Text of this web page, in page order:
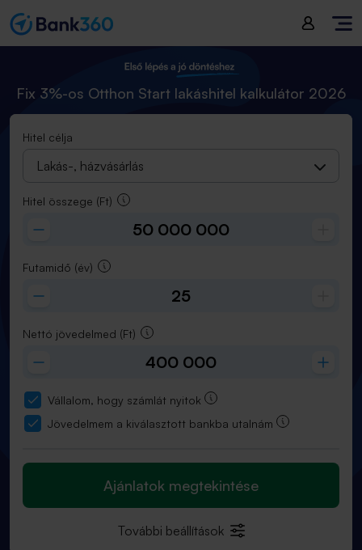
Fix 3%-os Otthon Start lakáshitel kalkulátor 2026
Hitel célja
Lakás-, házvásárlás
Hitel összege (Ft)
Futamidő (év)
Nettó jövedelmed (Ft)
Vállalom, hogy számlát nyitok
Jövedelmem a kiválasztott bankba utalnám
További beállítások
Ajánlatok megtekintése
Hitel összege(Ft):50 000 000